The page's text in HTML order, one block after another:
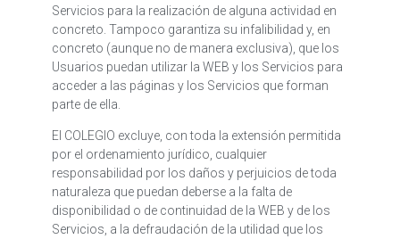
Servicios para la realización de alguna actividad en
concreto. Tampoco garantiza su infalibilidad y, en
concreto (aunque no de manera exclusiva), que los
Usuarios puedan utilizar la WEB y los Servicios para
acceder a las páginas y los Servicios que forman
parte de ella.
El COLEGIO excluye, con toda la extensión permitida
por el ordenamiento jurídico, cualquier
responsabilidad por los daños y perjuicios de toda
naturaleza que puedan deberse a la falta de
disponibilidad o de continuidad de la WEB y de los
Servicios, a la defraudación de la utilidad que los